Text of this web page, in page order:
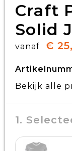
Craft
Solid
vanaf €
Bekijk alle
1.